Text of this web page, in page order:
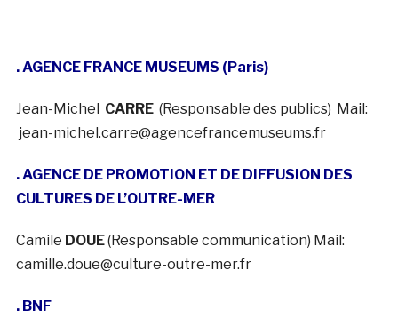
. AGENCE FRANCE MUSEUMS (Paris)
Jean-Michel CARRE(Responsable des publics) Mail:
jean-michel.carre@agencefrancemuseums.fr
. AGENCE DE PROMOTION ET DE DIFFUSION DES
CULTURES DE L’OUTRE-MER
Camile DOUE(Responsable communication) Mail:
camille.doue@culture-outre-mer.fr
. BNF